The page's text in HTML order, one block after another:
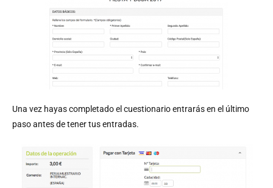
Una vez hayas completado el cuestionario entrarás en el último
paso antes de tener tus entradas.